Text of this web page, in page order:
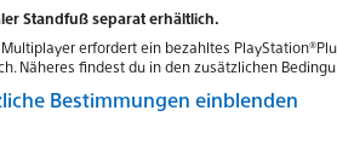
Standfuß separat erhältlich.
erfordert ein bezahltes
Näheres findest du in den zusätzlichen
Bestimmungen einblenden